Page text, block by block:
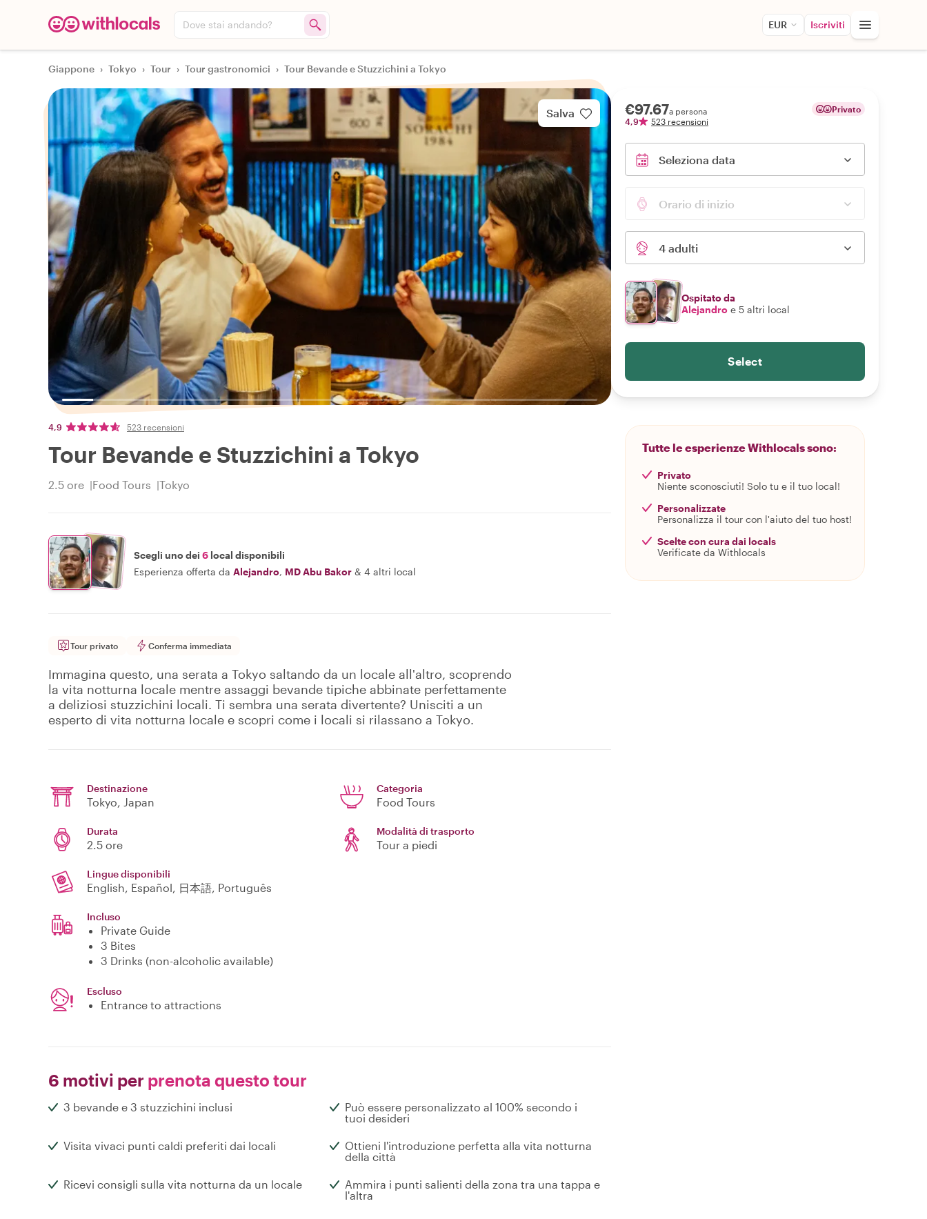
Dove stai andando? EUR Iscriviti
Giappone › Tokyo › Tour › Tour gastronomici › Tour Bevande e Stuzzichini a Tokyo
Salva
4,9 523 recensioni
Tour Bevande e Stuzzichini a Tokyo
2.5 ore Food Tours Tokyo
Scegli uno dei 6 local disponibili
Esperienza offerta da Alejandro, MD Abu Bakor & 4 altri local
Tour privato Conferma immediata
Immagina questo, una serata a Tokyo saltando da un locale all'altro, scoprendo
la vita notturna locale mentre assaggi bevande tipiche abbinate perfettamente
a deliziosi stuzzichini locali. Ti sembra una serata divertente? Unisciti a un
esperto di vita notturna locale e scopri come i locali si rilassano a Tokyo.
Destinazione
Tokyo, Japan
Categoria
Food Tours
Durata
2.5 ore
Modalità di trasporto
Tour a piedi
Lingue disponibili
English, Español, 日本語, Português
Incluso
Private Guide
3 Bites
3 Drinks (non-alcoholic available)
Escluso
Entrance to attractions
6 motivi per prenota questo tour
3 bevande e 3 stuzzichini inclusi
Può essere personalizzato al 100% secondo i
tuoi desideri
Visita vivaci punti caldi preferiti dai locali
Ottieni l'introduzione perfetta alla vita notturna
della città
Ricevi consigli sulla vita notturna da un locale
Ammira i punti salienti della zona tra una tappa e
l'altra
€97.67a persona
4,9
523 recensioni
Privato
Seleziona data
Orario di inizio
4 adulti
Ospitato da
Alejandro e 5 altri local
Select
Tutte le esperienze Withlocals sono:
Privato
Niente sconosciuti! Solo tu e il tuo local!
Personalizzate
Personalizza il tour con l'aiuto del tuo host!
Scelte con cura dai locals
Verificate da Withlocals